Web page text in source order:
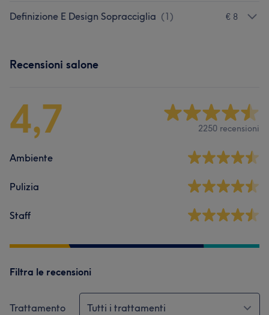
Definizione E Design Sopracciglia (1) € 8
Recensioni salone
4,7 2250 recensioni
Ambiente
Pulizia
Staff
Filtra le recensioni
Trattamento Tutti i trattamenti